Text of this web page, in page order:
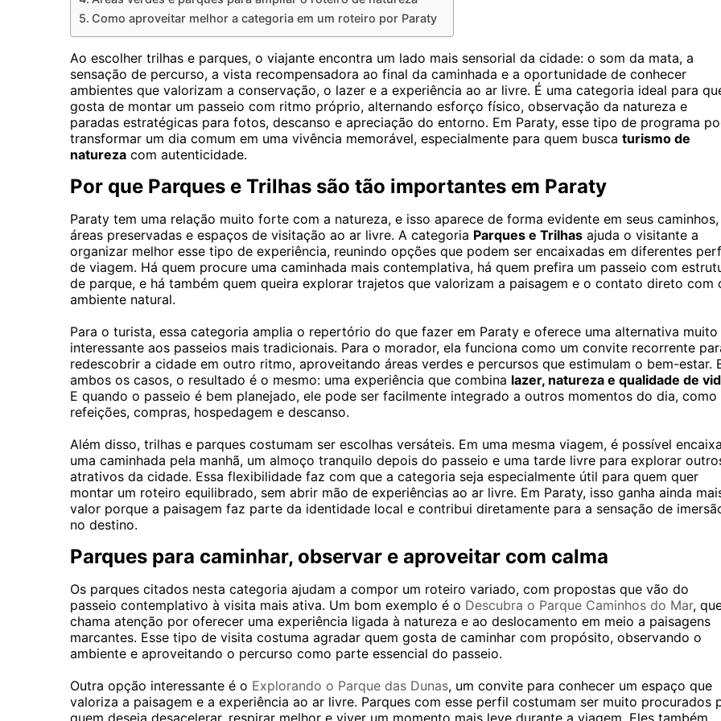
Como aproveitar melhor a categoria em um roteiro por Paraty
Ao escolher trilhas e parques, o viajante encontra um lado mais sensorial da cidade: o som da mata, a
sensação de percurso, a vista recompensadora ao final da caminhada e a oportunidade de conhecer
ambientes que valorizam a conservação, o lazer e a experiência ao ar livre. É uma categoria ideal para
gosta de montar um passeio com ritmo próprio, alternando esforço físico, observação da natureza e
paradas estratégicas para fotos, descanso e apreciação do entorno. Em Paraty, esse tipo de programa
transformar um dia comum em uma vivência memorável, especialmente para quem busca turismo de
natureza com autenticidade.
Por que Parques e Trilhas são tão importantes em Paraty
Paraty tem uma relação muito forte com a natureza, e isso aparece de forma evidente em seus caminhos,
áreas preservadas e espaços de visitação ao ar livre. A categoria Parques e Trilhas ajuda o visitante a
organizar melhor esse tipo de experiência, reunindo opções que podem ser encaixadas em diferentes
de viagem. Há quem procure uma caminhada mais contemplativa, há quem prefira um passeio com
de parque, e há também quem queira explorar trajetos que valorizam a paisagem e o contato direto com
ambiente natural.
Para o turista, essa categoria amplia o repertório do que fazer em Paraty e oferece uma alternativa muito
interessante aos passeios mais tradicionais. Para o morador, ela funciona como um convite recorrente
redescobrir a cidade em outro ritmo, aproveitando áreas verdes e percursos que estimulam o bem-estar.
ambos os casos, o resultado é o mesmo: uma experiência que combina lazer, natureza e qualidade de
E quando o passeio é bem planejado, ele pode ser facilmente integrado a outros momentos do dia, como
refeições, compras, hospedagem e descanso.
Além disso, trilhas e parques costumam ser escolhas versáteis. Em uma mesma viagem, é possível
uma caminhada pela manhã, um almoço tranquilo depois do passeio e uma tarde livre para explorar
atrativos da cidade. Essa flexibilidade faz com que a categoria seja especialmente útil para quem quer
montar um roteiro equilibrado, sem abrir mão de experiências ao ar livre. Em Paraty, isso ganha ainda
valor porque a paisagem faz parte da identidade local e contribui diretamente para a sensação de
no destino.
Parques para caminhar, observar e aproveitar com calma
Os parques citados nesta categoria ajudam a compor um roteiro variado, com propostas que vão do
passeio contemplativo à visita mais ativa. Um bom exemplo é o Descubra o Parque Caminhos do Mar,
chama atenção por oferecer uma experiência ligada à natureza e ao deslocamento em meio a paisagens
marcantes. Esse tipo de visita costuma agradar quem gosta de caminhar com propósito, observando o
ambiente e aproveitando o percurso como parte essencial do passeio.
Outra opção interessante é o Explorando o Parque das Dunas, um convite para conhecer um espaço que
valoriza a paisagem e a experiência ao ar livre. Parques com esse perfil costumam ser muito procurados
quem deseja desacelerar, respirar melhor e viver um momento mais leve durante a viagem. Eles também